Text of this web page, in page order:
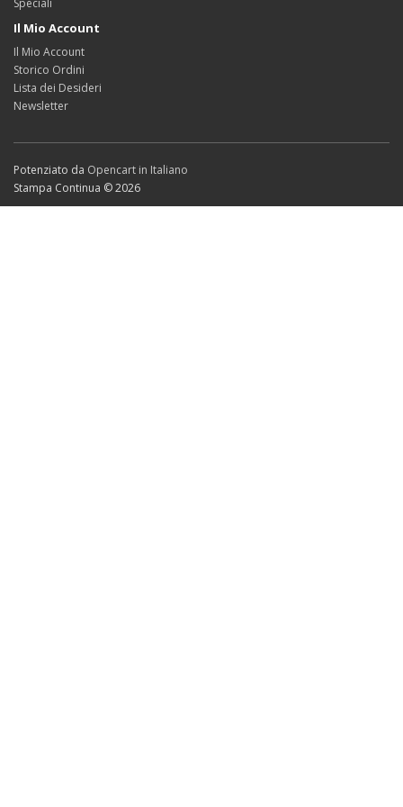
Speciali
Il Mio Account
Il Mio Account
Storico Ordini
Lista dei Desideri
Newsletter
Potenziato da Opencart in Italiano
Stampa Continua © 2026